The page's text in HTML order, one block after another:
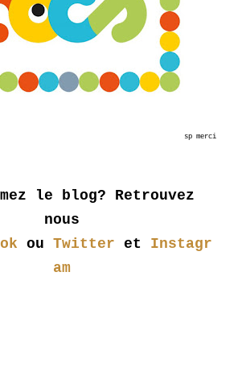
sp merci
le blog? Retrouvez
nous
ou Twitter et Instagr
am